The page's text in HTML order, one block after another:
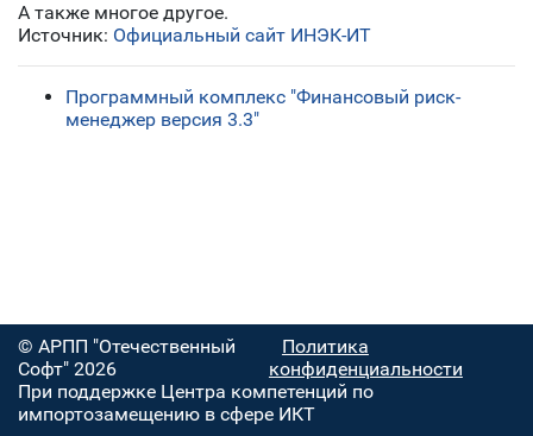
А также многое другое.
Источник: Официальный сайт ИНЭК-ИТ
Программный комплекс "Финансовый риск-
менеджер версия 3.3"
© АРПП "Отечественный
Софт" 2026
Политика
конфиденциальности
При поддержке Центра компетенций по
импортозамещению в сфере ИКТ